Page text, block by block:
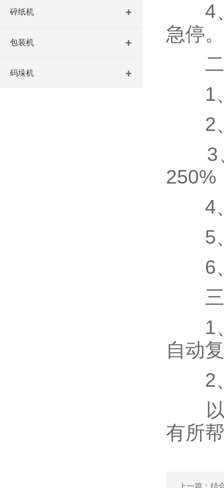
碎纸机
包装机
码垛机
4、
急停。
二
1、
2、
3、
250%
4、
5、
6、
三
1、
自动
2、
以
有所
上一篇： 结